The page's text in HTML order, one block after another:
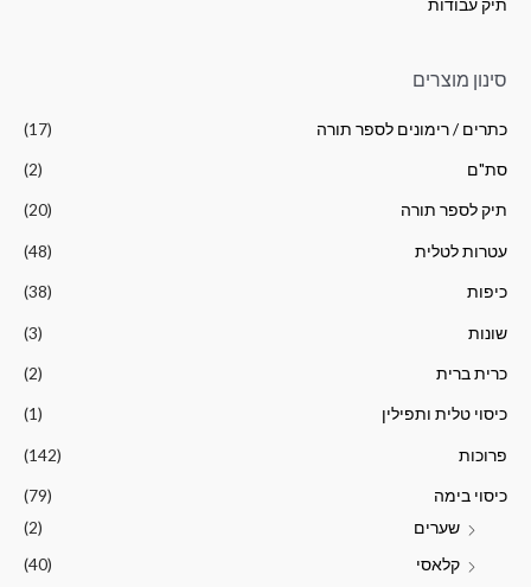
סינון מוצרים
כתרים / רימונים לספר תורה (17)
סת"ם (2)
תיק לספר תורה (20)
עטרות לטלית (48)
כיפות (38)
שונות (3)
כרית ברית (2)
כיסוי טלית ותפילין​ (1)
פרוכות (142)
כיסוי בימה
(79)
שערים
(2)
קלאסי
(40)